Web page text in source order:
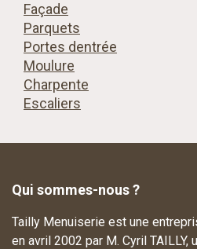
Façade
Parquets
Portes dentrée
Moulure
Charpente
Escaliers
Qui sommes-nous ?
Tailly Menuiserie est une
en avril 2002 par M. Cyril